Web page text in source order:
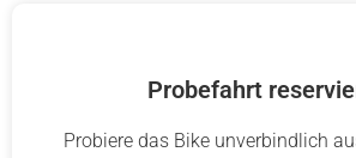
Probefahrt
Probiere das Bike unverbindlich